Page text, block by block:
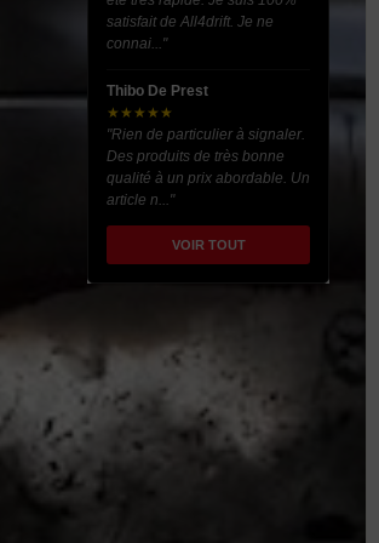
satisfait de All4drift. Je ne
connai..."
Thibo De Prest
★★★★★
"Rien de particulier à signaler.
Des produits de très bonne
qualité à un prix abordable. Un
article n..."
VOIR TOUT